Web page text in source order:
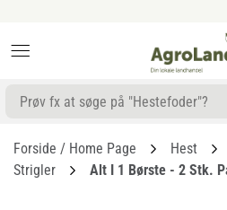
Forside / Home Page Hest
Strigler
Alt I 1 Børste - 2 Stk.